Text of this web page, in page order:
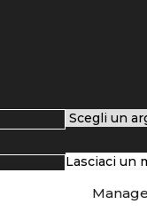
Scegli un
Lasciaci un